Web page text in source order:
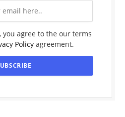
you agree to the our terms
Policyagreement.